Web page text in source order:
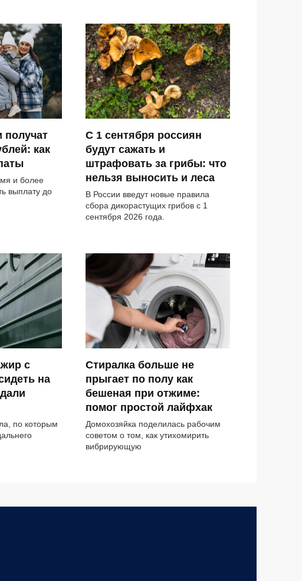
получат
как
и более
выплату до
С 1 сентября россиян
будут сажать и
штрафовать за грибы: что
нельзя выносить и леса
В России введут новые правила
сбора дикорастущих грибов с 1
сентября 2026 года.
с
на
по которым
Стиралка больше не
прыгает по полу как
бешеная при отжиме:
помог простой лайфхак
Домохозяйка поделилась рабочим
советом о том, как утихомирить
вибрирующую